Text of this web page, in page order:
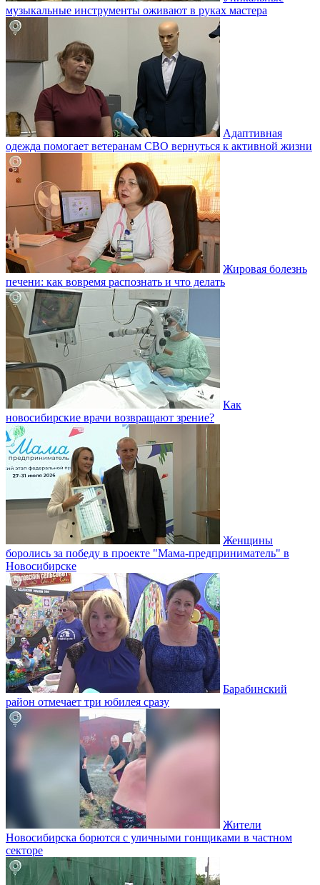
музыкальные инструменты оживают в руках мастера
Адаптивная
одежда помогает ветеранам СВО вернуться к активной жизни
Жировая болезнь
печени: как вовремя распознать и что делать
Как
новосибирские врачи возвращают зрение?
Женщины
боролись за победу в проекте "Мама-предприниматель" в
Новосибирске
Барабинский
район отмечает три юбилея сразу
Жители
Новосибирска борются с уличными гонщиками в частном
секторе